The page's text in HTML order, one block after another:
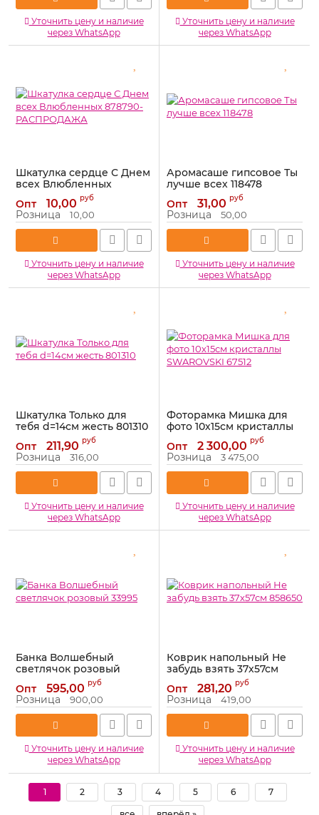
Уточнить цену и наличие
через WhatsApp
Уточнить цену и наличие
через WhatsApp
Шкатулка сердце С Днем
всех Влюбленных
878790-РАСПРОДАЖА
Артикул: 878790-РАСПРОДАЖА
Опт 10,00 руб
Розница 10,00
Уточнить цену и наличие
через WhatsApp
Аромасаше гипсовое Ты
лучше всех 118478
Артикул: 118478
Опт 31,00 руб
Розница 50,00
Уточнить цену и наличие
через WhatsApp
Шкатулка Только для
тебя d=14см жесть 801310
Артикул: 801310
Опт 211,90 руб
Розница 316,00
Уточнить цену и наличие
через WhatsApp
Фоторамка Мишка для
фото 10х15см кристаллы
SWAROVSKI 67512
Артикул: 67512
Опт 2 300,00 руб
Розница 3 475,00
Уточнить цену и наличие
через WhatsApp
Банка Волшебный
светлячок розовый
Артикул: 33995
Опт 595,00 руб
Розница 900,00
Уточнить цену и наличие
через WhatsApp
Коврик напольный Не
забудь взять 37х57см
Артикул: 858650
Опт 281,20 руб
Розница 419,00
Уточнить цену и наличие
через WhatsApp
1 2 3 4 5 6 7